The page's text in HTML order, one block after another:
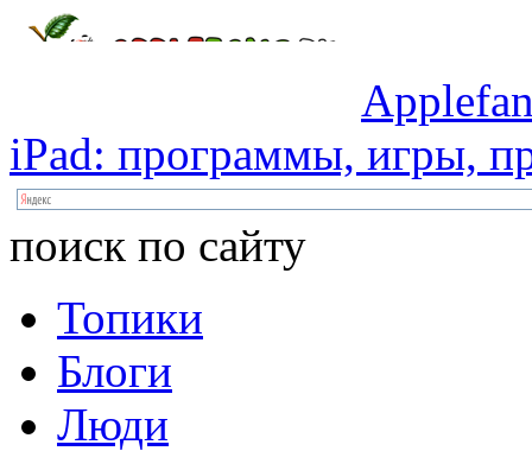
iPad: программы, игры,
поиск по сайту
Топики
Блоги
Люди